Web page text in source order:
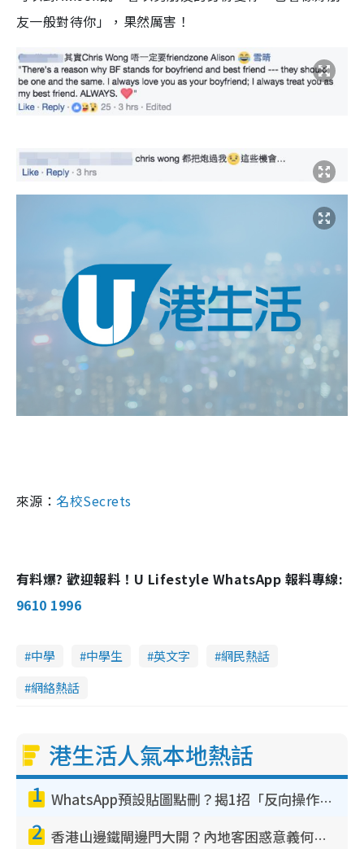
友一般對待你」，果然厲害！
來源： 名校Secrets
有料爆? 歡迎報料！U Lifestyle WhatsApp 報料專線:
9610 1996
中學 中學生 英文字
網民熱話
網絡熱話
港生活人氣本地熱話
1 WhatsApp預設貼圖點刪？揭1招「反向操作」還原簡潔介面 附3步實測教學
2 香港山邊鐵閘邊門大開？內地客困惑意義何在！網民神回覆：呢種叫法理性防禦